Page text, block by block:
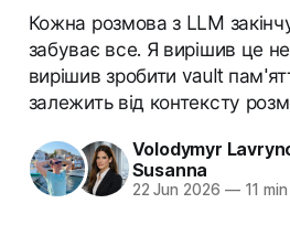
Кожна розмова з LLM
забуває все. Я вирішив це
вирішив зробити vault
залежить від контексту
Volodymyr
Susanna
22 Jun 2026 —11 min